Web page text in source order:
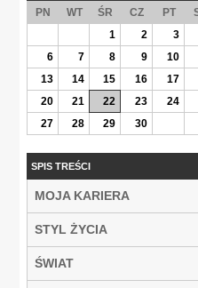
PN WT ŚR CZ PT
1
2 3
6
7 8 9 10
13
14 15 16 17
20
21 22 23 24
27
28 29 30
SPIS TREŚCI
MOJA KARIERA
STYL ŻYCIA
ŚWIAT